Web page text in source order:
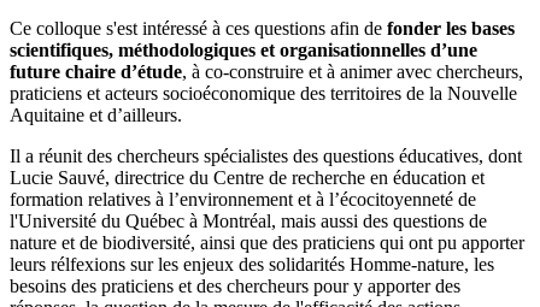
Ce colloque s'est intéressé à ces questions afin de fonder les bases
scientifiques, méthodologiques et organisationnelles d’une
future chaire d’étude, à co-construire et à animer avec chercheurs,
praticiens et acteurs socioéconomique des territoires de la Nouvelle
Aquitaine et d’ailleurs.
Il a réunit des chercheurs spécialistes des questions éducatives, dont
Lucie Sauvé, directrice du Centre de recherche en éducation et
formation relatives à l’environnement et à l’écocitoyenneté de
l'Université du Québec à Montréal, mais aussi des questions de
nature et de biodiversité, ainsi que des praticiens qui ont pu apporter
leurs rélfexions sur les enjeux des solidarités Homme-nature, les
besoins des praticiens et des chercheurs pour y apporter des